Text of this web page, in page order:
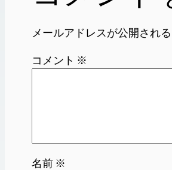
メールアドレスが公開され
コメント ※
名前 ※